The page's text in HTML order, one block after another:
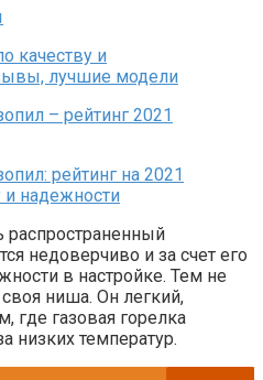
распространенный
недоверчиво и за счет его
в настройке. Тем не
ниша. Он легкий,
где газовая горелка
низких температур.